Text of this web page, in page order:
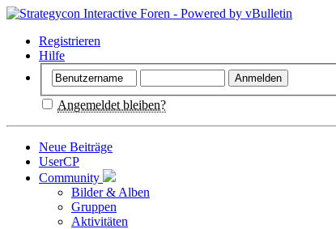
Registrieren
Hilfe
Angemeldet bleiben?
Neue Beiträge
UserCP
Community
Bilder & Alben
Gruppen
Aktivitäten